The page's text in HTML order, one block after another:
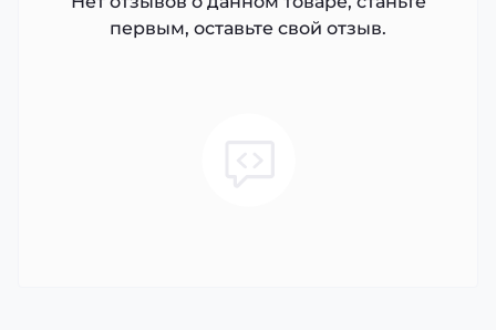
первым, оставьте свой отзыв.